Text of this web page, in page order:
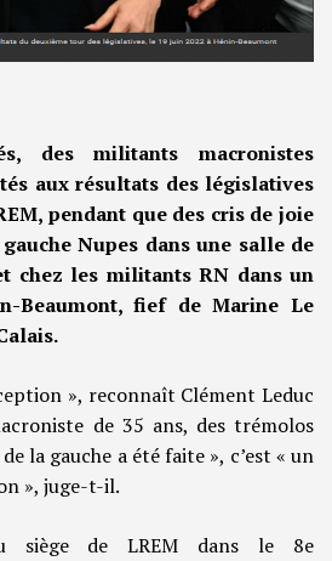
des militants macronistes
aux résultats des législatives
pendant que des cris de joie
Nupes dans une salle de
chez les militants RN dans un
Beaumont, fief de Marine Le
», reconnaît Clément Leduc
de 35 ans, des trémolos
la gauche a été faite », c’est « un
», juge-t-il.
siège de LREM dans le 8e